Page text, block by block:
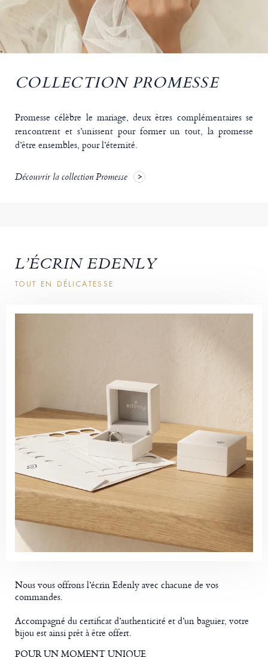
COLLECTION PROMESSE
Promesse célèbre le mariage, deux êtres complémentaires se
rencontrent et s’unissent pour former un tout, la promesse
d’être ensembles, pour l’éternité.
Découvrir la collection Promesse
L’ÉCRIN EDENLY
TOUT EN DÉLICATESSE
Nous vous offrons l’écrin Edenly avec chacune de vos
commandes.
Accompagné du certificat d’authenticité et d’un baguier, votre
bijou est ainsi prêt à être offert.
POUR UN MOMENT UNIQUE